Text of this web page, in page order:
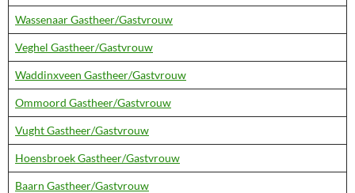
Wassenaar Gastheer/Gastvrouw
Veghel Gastheer/Gastvrouw
Waddinxveen Gastheer/Gastvrouw
Ommoord Gastheer/Gastvrouw
Vught Gastheer/Gastvrouw
Hoensbroek Gastheer/Gastvrouw
Baarn Gastheer/Gastvrouw